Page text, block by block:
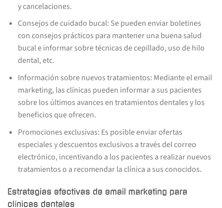
y cancelaciones.
Consejos de cuidado bucal: Se pueden enviar boletines
con consejos prácticos para mantener una buena salud
bucal e informar sobre técnicas de cepillado, uso de hilo
dental, etc.
Información sobre nuevos tratamientos: Mediante el email
marketing, las clínicas pueden informar a sus pacientes
sobre los últimos avances en tratamientos dentales y los
beneficios que ofrecen.
Promociones exclusivas: Es posible enviar ofertas
especiales y descuentos exclusivos a través del correo
electrónico, incentivando a los pacientes a realizar nuevos
tratamientos o a recomendar la clínica a sus conocidos.
Estrategias efectivas de email marketing para
clínicas dentales